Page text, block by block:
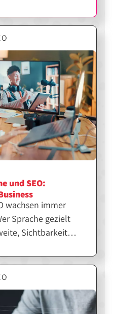
und SEO:
wachsen immer
Sprache gezielt
Sichtbarkeit
strategisch
langfristig